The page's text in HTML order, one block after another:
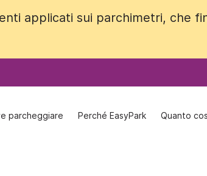
applicati sui parchimetri, che
parcheggiare Perché EasyPark Quanto
applicati sui parchimetri, che
parcheggiare Perché EasyPark Quanto